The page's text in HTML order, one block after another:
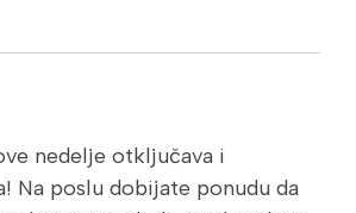
nedelje otključava i
Na poslu dobijate ponudu da